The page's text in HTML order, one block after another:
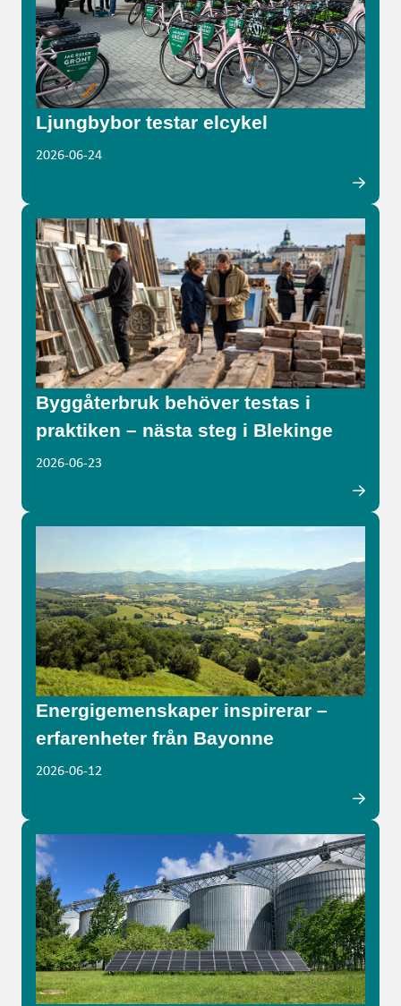
Ljungbybor testar elcykel
2026-06-24
Byggåterbruk behöver testas i
praktiken – nästa steg i Blekinge
2026-06-23
Energigemenskaper inspirerar –
erfarenheter från Bayonne
2026-06-12